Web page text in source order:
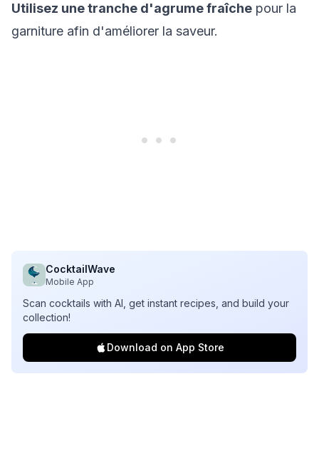
Utilisez une tranche d'agrume fraîche pour la
garniture afin d'améliorer la saveur.
CocktailWave
Mobile App
Scan cocktails with AI, get instant recipes, and build your
collection!
Download on App Store